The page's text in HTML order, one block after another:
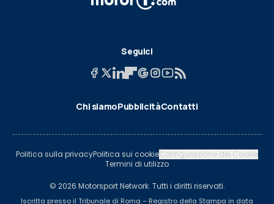
Seguici
Chi siamoPubblicitàContatti
Politica sulla privacyPolitica sui cookieConfigurazione dei Cookie
Termini di utilizzo
© 2026 Motorsport Network. Tutti i diritti riservati.
Iscritta presso il Tribunale di Roma – Registro della Stampa in data